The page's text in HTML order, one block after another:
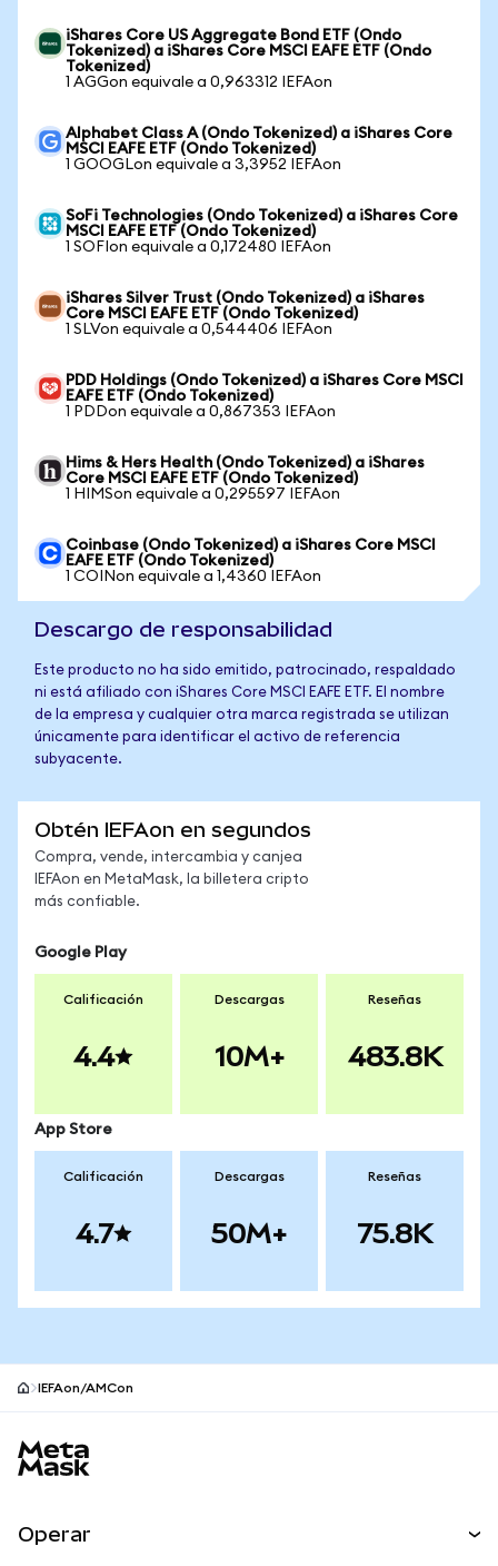
iShares Core US Aggregate Bond ETF (Ondo
Tokenized) a iShares Core MSCI EAFE ETF (Ondo
Tokenized)
1 AGGon equivale a 0,963312 IEFAon
Alphabet Class A (Ondo Tokenized) a iShares Core
MSCI EAFE ETF (Ondo Tokenized)
1 GOOGLon equivale a 3,3952 IEFAon
SoFi Technologies (Ondo Tokenized) a iShares Core
MSCI EAFE ETF (Ondo Tokenized)
1 SOFIon equivale a 0,172480 IEFAon
iShares Silver Trust (Ondo Tokenized) a iShares
Core MSCI EAFE ETF (Ondo Tokenized)
1 SLVon equivale a 0,544406 IEFAon
PDD Holdings (Ondo Tokenized) a iShares Core MSCI
EAFE ETF (Ondo Tokenized)
1 PDDon equivale a 0,867353 IEFAon
Hims & Hers Health (Ondo Tokenized) a iShares
Core MSCI EAFE ETF (Ondo Tokenized)
1 HIMSon equivale a 0,295597 IEFAon
Coinbase (Ondo Tokenized) a iShares Core MSCI
EAFE ETF (Ondo Tokenized)
1 COINon equivale a 1,4360 IEFAon
Descargo de responsabilidad
Este producto no ha sido emitido, patrocinado, respaldado
ni está afiliado con iShares Core MSCI EAFE ETF. El nombre
de la empresa y cualquier otra marca registrada se utilizan
únicamente para identificar el activo de referencia
subyacente.
Obtén IEFAon en segundos
Compra, vende, intercambia y canjea
IEFAon en MetaMask, la billetera cripto
más confiable.
Google Play
Calificación
4.4
Descargas
10M+
Reseñas
483.8K
App Store
Calificación
4.7
Descargas
50M+
Reseñas
75.8K
IEFAon/AMCon
Operar